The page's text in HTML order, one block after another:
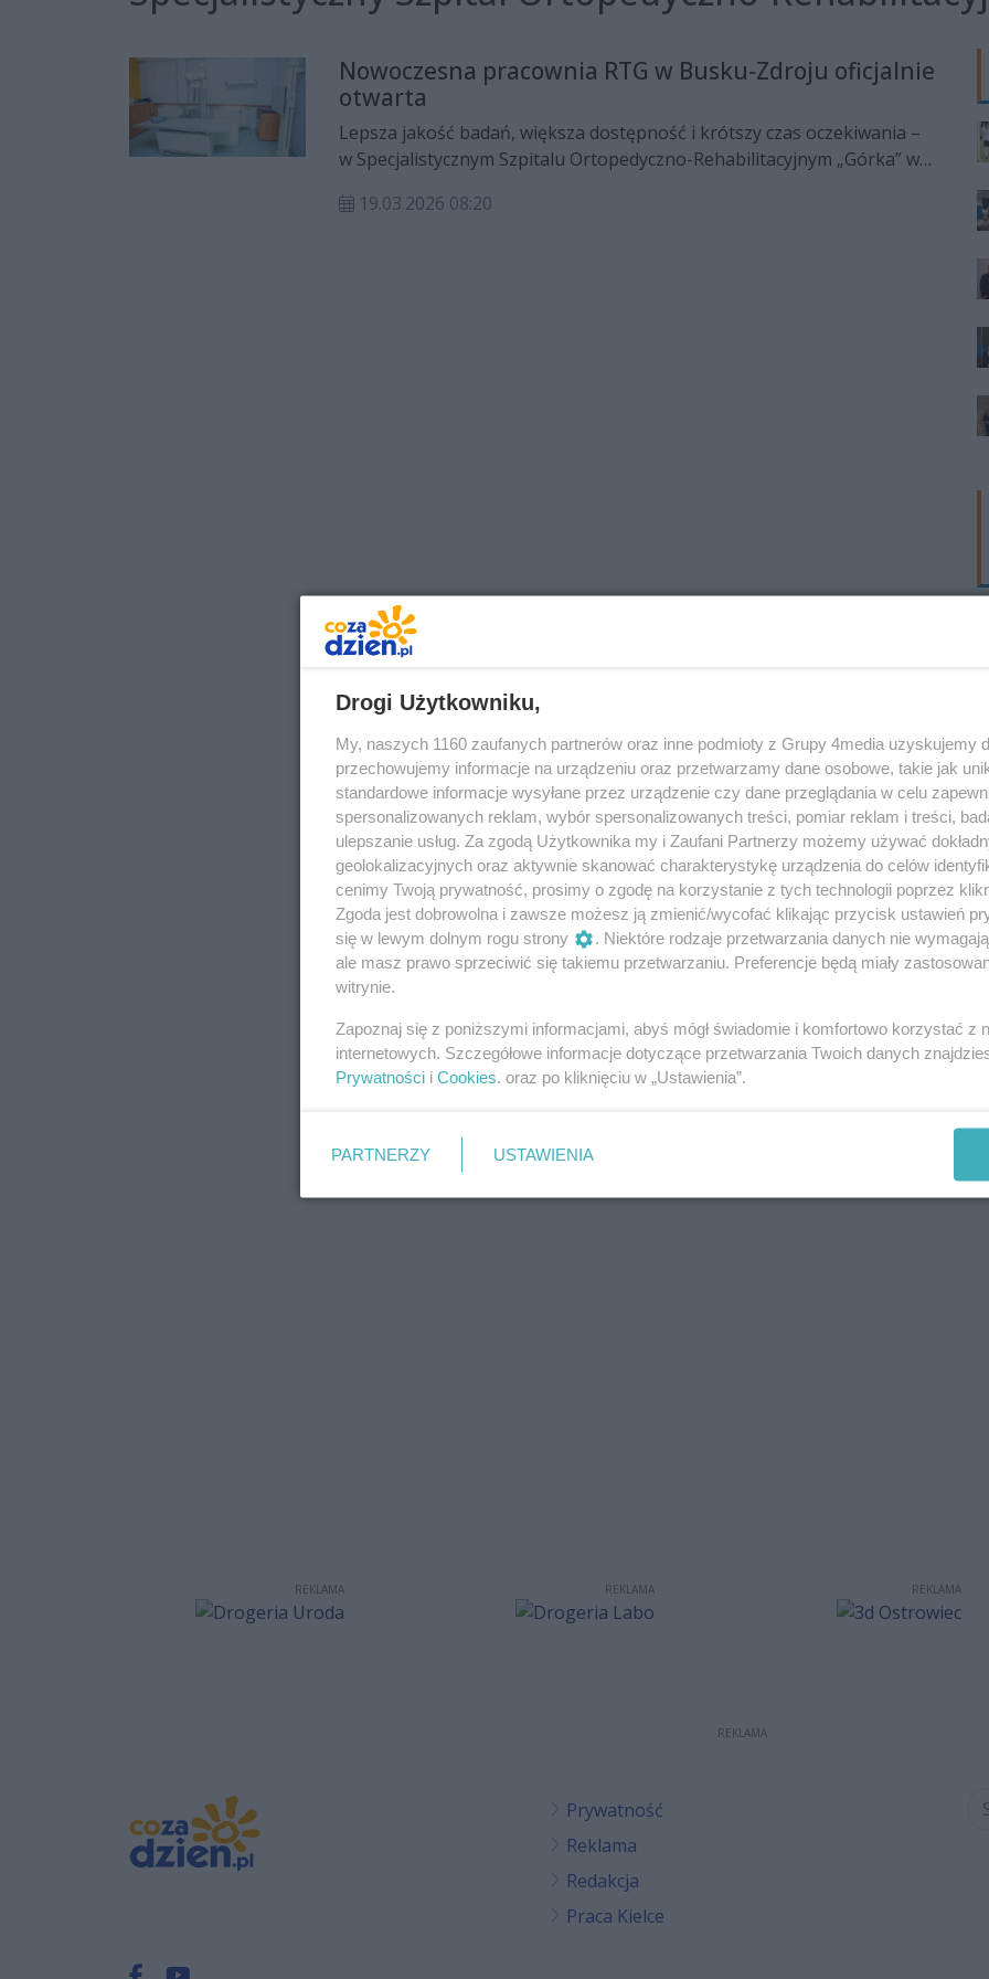
Nowoczesna pracownia RTG w Busku-Zdroju oficjalnie
otwarta
Lepsza jakość badań, większa dostępność i krótszy czas oczekiwania –
w Specjalistycznym Szpitalu Ortopedyczno-Rehabilitacyjnym „Górka” w
krok w rozwoju infrastruktury medycznej regionu świętokrzyskiego.
19.03.2026 08:20
REKLAMA REKLAMA REKLAMA
REKLAMA
Prywatność
Reklama
Redakcja
Praca Kielce
Drogi Użytkowniku,
My, naszych 1160 zaufanych partnerów oraz inne podmioty z Grupy 4media uzyskujemy
przechowujemy informacje na urządzeniu oraz przetwarzamy dane osobowe, takie jak
standardowe informacje wysyłane przez urządzenie czy dane przeglądania w celu
spersonalizowanych reklam, wybór spersonalizowanych treści, pomiar reklam i treści,
ulepszanie usług. Za zgodą Użytkownika my i Zaufani Partnerzy możemy używać
geolokalizacyjnych oraz aktywnie skanować charakterystykę urządzenia do celów
cenimy Twoją prywatność, prosimy o zgodę na korzystanie z tych technologii poprzez
Zgoda jest dobrowolna i zawsze możesz ją zmienić/wycofać klikając przycisk ustawień
się w lewym dolnym rogu strony
. Niektóre rodzaje przetwarzania danych nie
ale masz prawo sprzeciwić się takiemu przetwarzaniu. Preferencje będą miały
witrynie.
Zapoznaj się z poniższymi informacjami, abyś mógł świadomie i komfortowo korzystać z
internetowych. Szczegółowe informacje dotyczące przetwarzania Twoich danych
Prywatności i Cookies. oraz po kliknięciu w „Ustawienia”.
PARTNERZY USTAWIENIA